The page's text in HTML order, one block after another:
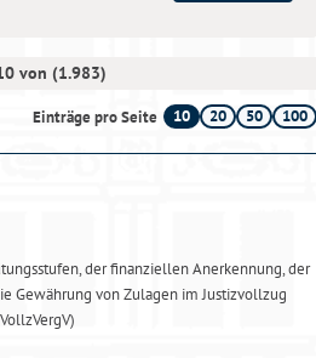
von (1.983)
Einträge pro Seite 10 20 50 100
der finanziellen Anerkennung, der
Gewährung von Zulagen im Justizvollzug